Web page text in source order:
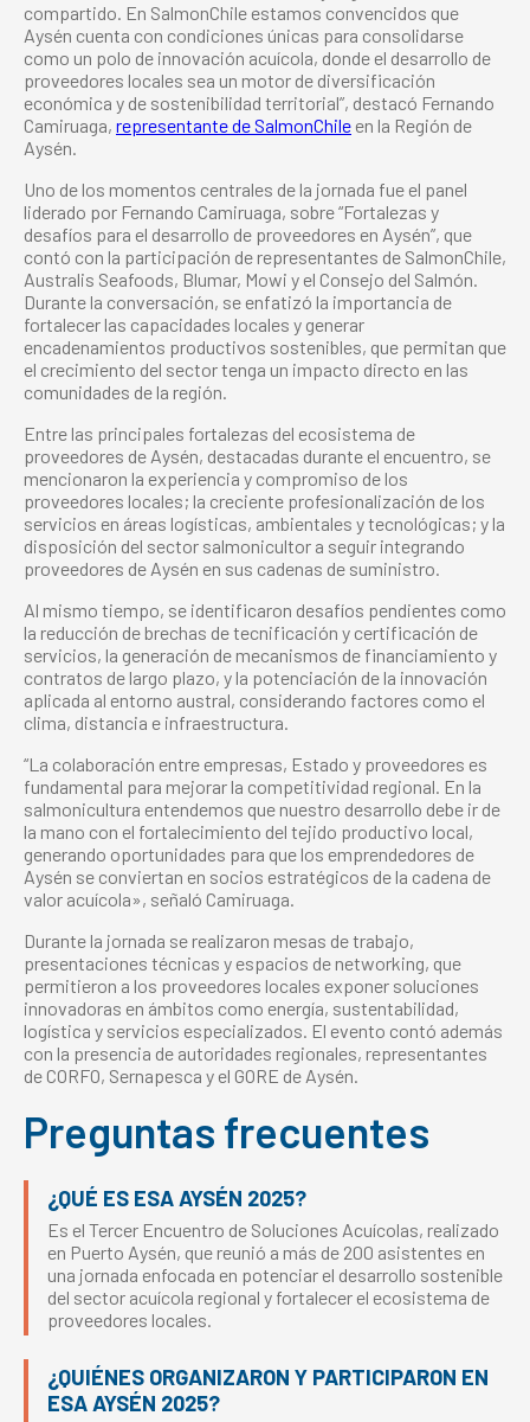
compartido. En SalmonChile estamos convencidos que
Aysén cuenta con condiciones únicas para consolidarse
como un polo de innovación acuícola, donde el desarrollo de
proveedores locales sea un motor de diversificación
económica y de sostenibilidad territorial”, destacó Fernando
Camiruaga, representante de SalmonChile en la Región de
Aysén.
Uno de los momentos centrales de la jornada fue el panel
liderado por Fernando Camiruaga, sobre “Fortalezas y
desafíos para el desarrollo de proveedores en Aysén”, que
contó con la participación de representantes de SalmonChile,
Australis Seafoods, Blumar, Mowi y el Consejo del Salmón.
Durante la conversación, se enfatizó la importancia de
fortalecer las capacidades locales y generar
encadenamientos productivos sostenibles, que permitan que
el crecimiento del sector tenga un impacto directo en las
comunidades de la región.
Entre las principales fortalezas del ecosistema de
proveedores de Aysén, destacadas durante el encuentro, se
mencionaron la experiencia y compromiso de los
proveedores locales; la creciente profesionalización de los
servicios en áreas logísticas, ambientales y tecnológicas; y la
disposición del sector salmonicultor a seguir integrando
proveedores de Aysén en sus cadenas de suministro.
Al mismo tiempo, se identificaron desafíos pendientes como
la reducción de brechas de tecnificación y certificación de
servicios, la generación de mecanismos de financiamiento y
contratos de largo plazo, y la potenciación de la innovación
aplicada al entorno austral, considerando factores como el
clima, distancia e infraestructura.
“La colaboración entre empresas, Estado y proveedores es
fundamental para mejorar la competitividad regional. En la
salmonicultura entendemos que nuestro desarrollo debe ir de
la mano con el fortalecimiento del tejido productivo local,
generando oportunidades para que los emprendedores de
Aysén se conviertan en socios estratégicos de la cadena de
valor acuícola», señaló Camiruaga.
Durante la jornada se realizaron mesas de trabajo,
presentaciones técnicas y espacios de networking, que
permitieron a los proveedores locales exponer soluciones
innovadoras en ámbitos como energía, sustentabilidad,
logística y servicios especializados. El evento contó además
con la presencia de autoridades regionales, representantes
de CORFO, Sernapesca y el GORE de Aysén.
Preguntas frecuentes
¿QUÉ ES ESA AYSÉN 2025?
Es el Tercer Encuentro de Soluciones Acuícolas, realizado
en Puerto Aysén, que reunió a más de 200 asistentes en
una jornada enfocada en potenciar el desarrollo sostenible
del sector acuícola regional y fortalecer el ecosistema de
proveedores locales.
¿QUIÉNES ORGANIZARON Y PARTICIPARON EN
ESA AYSÉN 2025?